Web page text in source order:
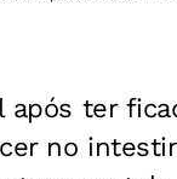
após ter
no